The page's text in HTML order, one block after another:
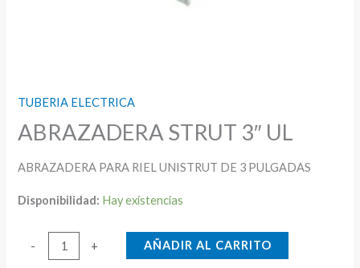
TUBERIA ELECTRICA
ABRAZADERA STRUT 3″ UL
ABRAZADERA PARA RIEL UNISTRUT DE 3 PULGADAS
Disponibilidad: Hay existencias
-
ABRAZADERA
STRUT
+ AÑADIR AL CARRITO